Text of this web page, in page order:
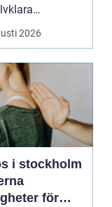
i stors...
2026
i stockholm
för